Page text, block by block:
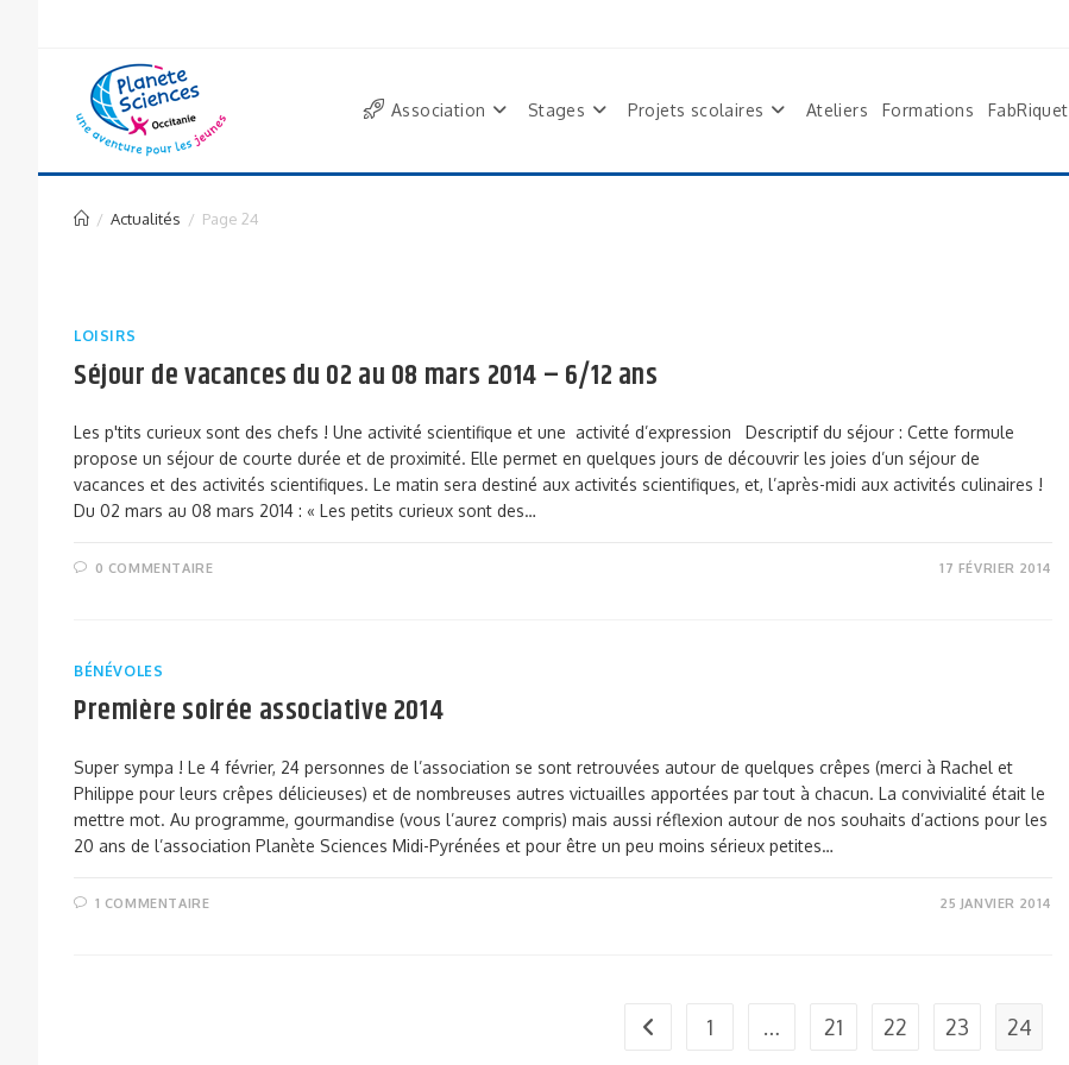
Association Stages Projets scolaires Ateliers Formations FabRiquet
/ Actualités / Page 24
LOISIRS
Séjour de vacances du 02 au 08 mars 2014 – 6/12 ans
Les p'tits curieux sont des chefs ! Une activité scientifique et une activité d’expression Descriptif du séjour : Cette formule
propose un séjour de courte durée et de proximité. Elle permet en quelques jours de découvrir les joies d’un séjour de
vacances et des activités scientifiques. Le matin sera destiné aux activités scientifiques, et, l’après-midi aux activités culinaires !
Du 02 mars au 08 mars 2014 : « Les petits curieux sont des…
0 COMMENTAIRE 17 FÉVRIER 2014
BÉNÉVOLES
Première soirée associative 2014
Super sympa ! Le 4 février, 24 personnes de l’association se sont retrouvées autour de quelques crêpes (merci à Rachel et
Philippe pour leurs crêpes délicieuses) et de nombreuses autres victuailles apportées par tout à chacun. La convivialité était le
mettre mot. Au programme, gourmandise (vous l’aurez compris) mais aussi réflexion autour de nos souhaits d’actions pour les
20 ans de l’association Planète Sciences Midi-Pyrénées et pour être un peu moins sérieux petites…
1 COMMENTAIRE 25 JANVIER 2014
1 … 21 22 23 24